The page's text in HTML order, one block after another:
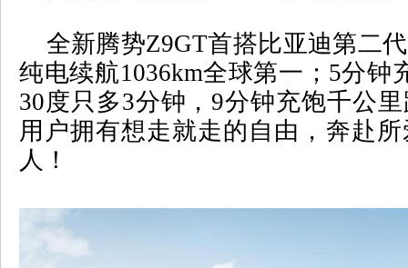
全新腾势Z9GT首搭比亚迪第二
纯电续航1036km全球第一； 5分钟
30度只多3分钟，9分钟充饱千公
用户拥有想走就走的自由，奔赴
人！